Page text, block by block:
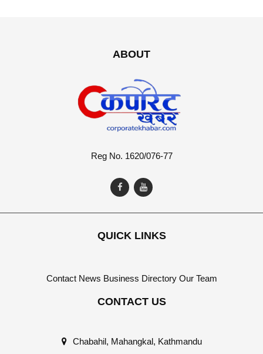
ABOUT
Reg No. 1620/076-77
QUICK LINKS
Contact News Business Directory Our Team
CONTACT US
Chabahil, Mahangkal, Kathmandu